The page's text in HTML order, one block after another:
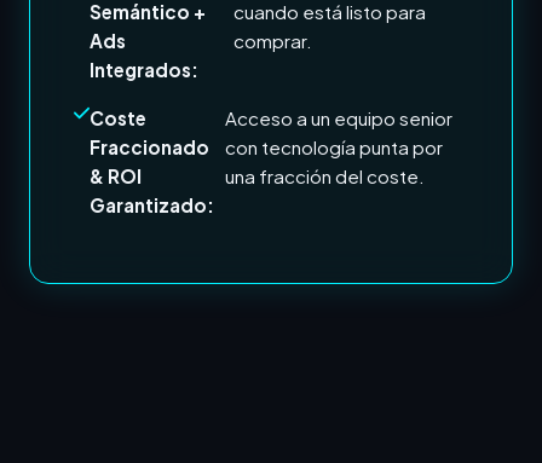
Semántico +
Ads
Integrados:
cuando está listo para
comprar.
Coste
Fraccionado
& ROI
Garantizado:
Acceso a un equipo senior
con tecnología punta por
una fracción del coste.